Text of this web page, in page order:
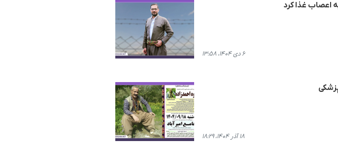
اعصاب غذا کرد
۶ دی ۱۴۰۴، ۱۳:۵۸
۱۸ آذر ۱۴۰۴، ۱۸:۲۹